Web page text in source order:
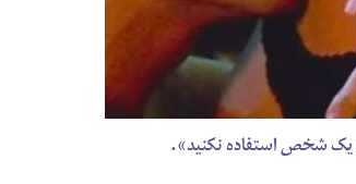
یک شخص استفاده نکنید».